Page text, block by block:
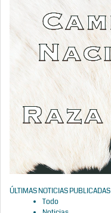
ÚLTIMAS NOTICIAS PUBLICADAS
Todo